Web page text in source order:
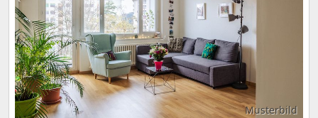
Musterbild